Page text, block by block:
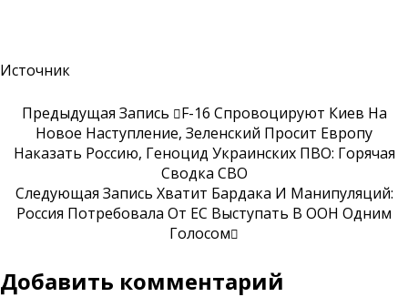
Источник
Предыдущая Запись
F-16 Спровоцируют Киев На
Новое Наступление, Зеленский Просит Европу
Наказать Россию, Геноцид Украинских ПВО: Горячая
Сводка СВО
Следующая Запись Хватит Бардака И Манипуляций:
Россия Потребовала От ЕС Выступать В ООН Одним
Голосом
Добавить комментарий